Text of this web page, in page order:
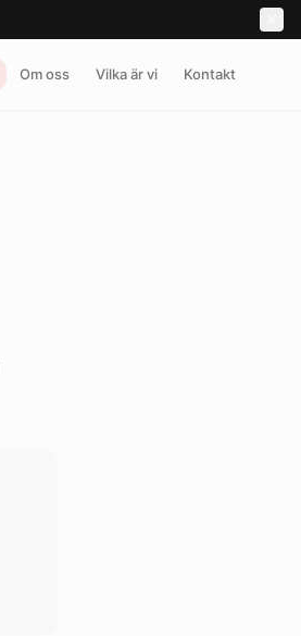
Om oss Vilka är vi Kontakt